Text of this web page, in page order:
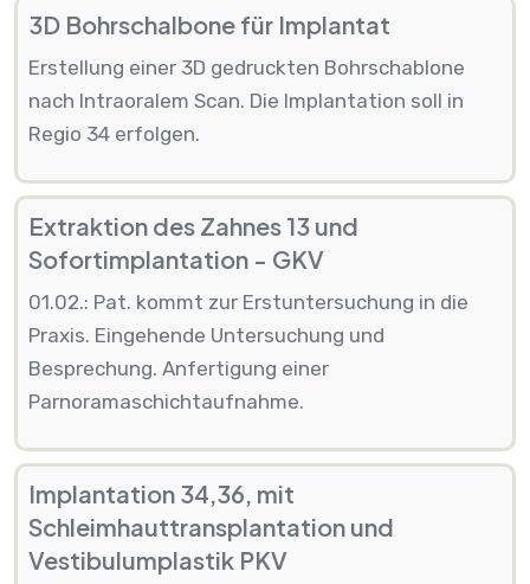
3D Bohrschalbone für Implantat
Erstellung einer 3D gedruckten Bohrschablone
nach Intraoralem Scan. Die Implantation soll in
Regio 34 erfolgen.
Extraktion des Zahnes 13 und
Sofortimplantation - GKV
01.02.: Pat. kommt zur Erstuntersuchung in die
Praxis. Eingehende Untersuchung und
Besprechung. Anfertigung einer
Parnoramaschichtaufnahme.
Implantation 34,36, mit
Schleimhauttransplantation und
Vestibulumplastik PKV